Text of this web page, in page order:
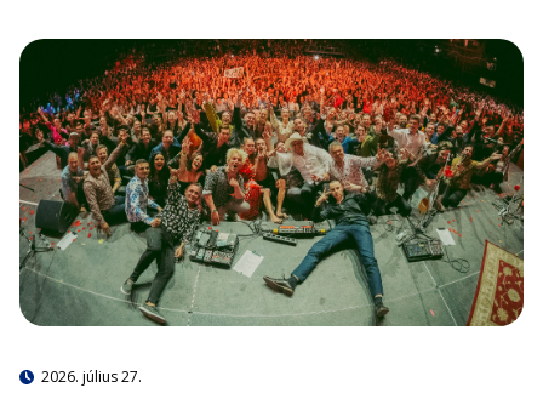
2026. július 27.